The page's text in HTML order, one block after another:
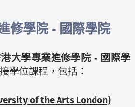
修學院 - 國際學院
大學專業進修學院 - 國際學
學位課程，包括：
of the Arts London)